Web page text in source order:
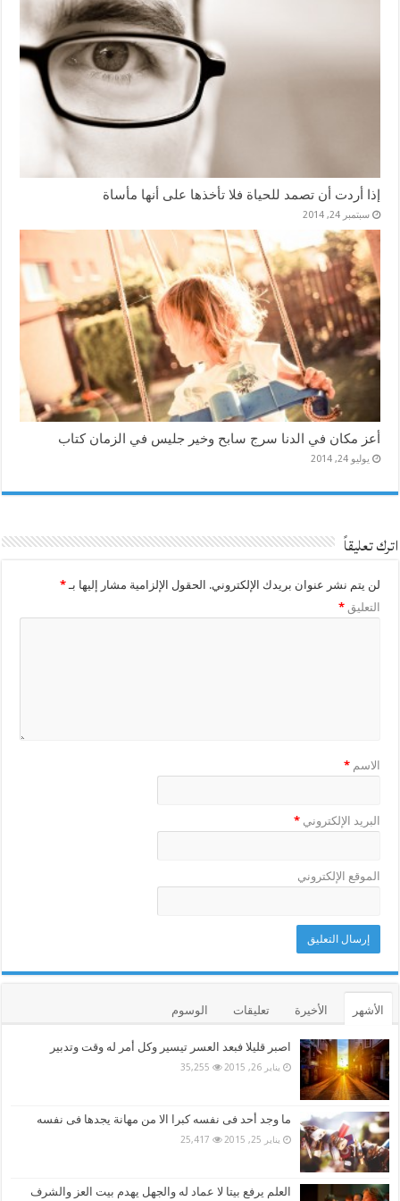
إذا أردت أن تصمد للحياة فلا تأخذها على أنها مأساة
سبتمبر 24, 2014
أعز مكان في الدنا سرج سابح وخير جليس في الزمان كتاب
يوليو 24, 2014
اترك تعليقاً
لن يتم نشر عنوان بريدك الإلكتروني. الحقول الإلزامية مشار إليها بـ*
التعليق*
الاسم*
البريد الإلكتروني*
الموقع الإلكتروني
الأشهر الأخيرة تعليقات الوسوم
اصبر قليلا فبعد العسر تيسير وكل أمر له وقت وتدبير
يناير 26, 2015 35,255
ما وجد أحد فى نفسه كبرا الا من مهانة يجدها فى نفسه
يناير 25, 2015 25,417
العلم يرفع بيتا لا عماد له والجهل يهدم بيت العز والشرف